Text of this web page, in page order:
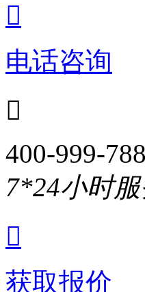

电话咨询

400-999-
7*24小时

获取报价